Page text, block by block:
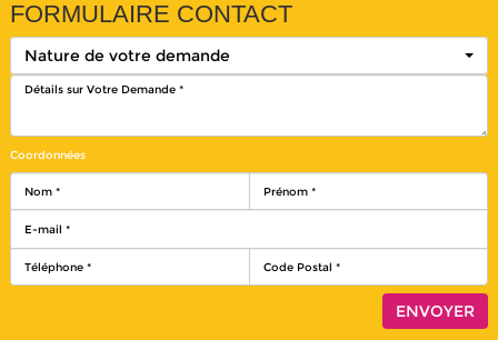
FORMULAIRE CONTACT
Nature de votre demande
Coordonnées